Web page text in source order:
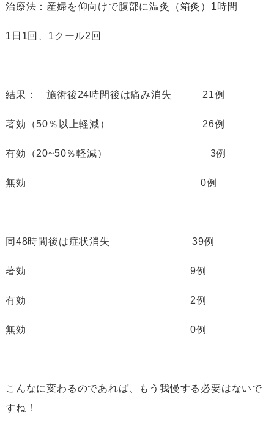
治療法：産婦を仰向けで腹部に温灸（箱灸）1時間
1日1回、1クール2回
結果： 施術後24時間後は痛み消失 21例
著効（50％以上軽減） 26例
有効（20~50％軽減） 3例
無効0例
同48時間後は症状消失39例
著効9例
有効 2例
無効0例
こんなに変わるのであれば、もう我慢する必要はないで
すね！